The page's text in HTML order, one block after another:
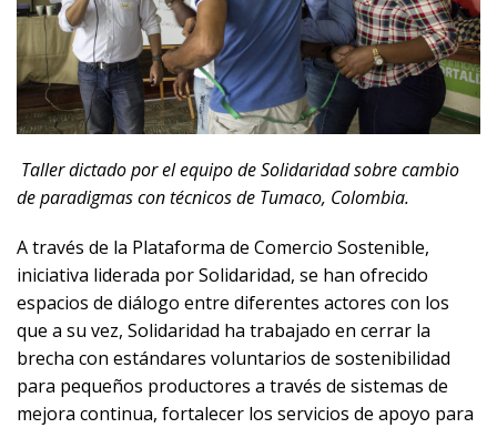
Taller dictado por el equipo de Solidaridad sobre cambio
de paradigmas con técnicos de Tumaco, Colombia.
A través de la Plataforma de Comercio Sostenible,
iniciativa liderada por Solidaridad, se han ofrecido
espacios de diálogo entre diferentes actores con los
que a su vez, Solidaridad ha trabajado en cerrar la
brecha con estándares voluntarios de sostenibilidad
para pequeños productores a través de sistemas de
mejora continua, fortalecer los servicios de apoyo para